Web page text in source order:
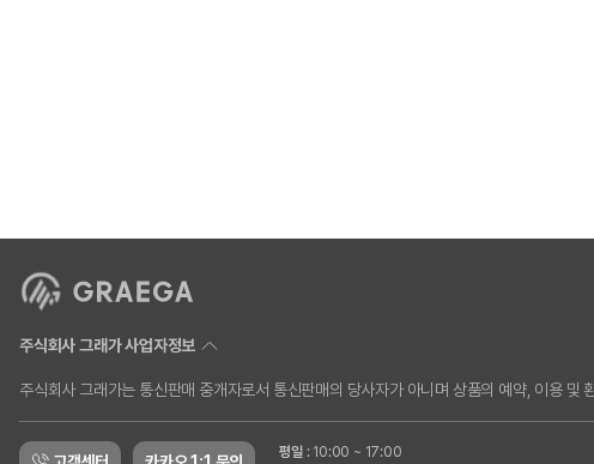
주식회사 그래가 사업자정보
주식회사 그래가는 통신판매 중개자로서 통신판매의 당사자가 아니며 상품의 예약, 이용 및
평일: 10:00 ~ 17:00